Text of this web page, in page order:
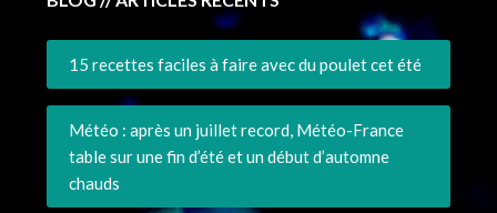
15 recettes faciles à faire avec du poulet cet été
Météo : après un juillet record, Météo-France
table sur une fin d’été et un début d’automne
chauds